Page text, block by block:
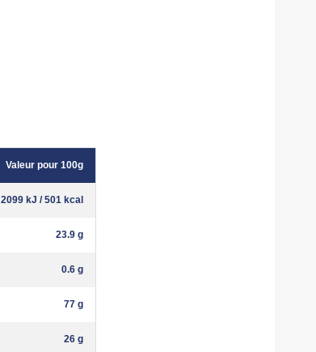
Valeur pour 100g
2099 kJ / 501 kcal
23.9 g
0.6 g
77 g
26 g